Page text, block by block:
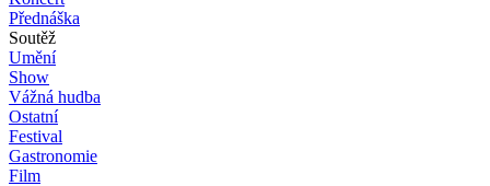
Přednáška
Soutěž
Umění
Show
Vážná hudba
Ostatní
Festival
Gastronomie
Film